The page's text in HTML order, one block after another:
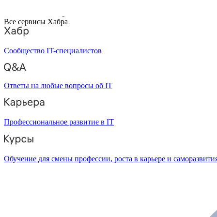
Все сервисы Хабра
Сообщество IT-специалистов
Ответы на любые вопросы об IT
Профессиональное развитие в IT
Обучение для смены профессии, роста в карьере и